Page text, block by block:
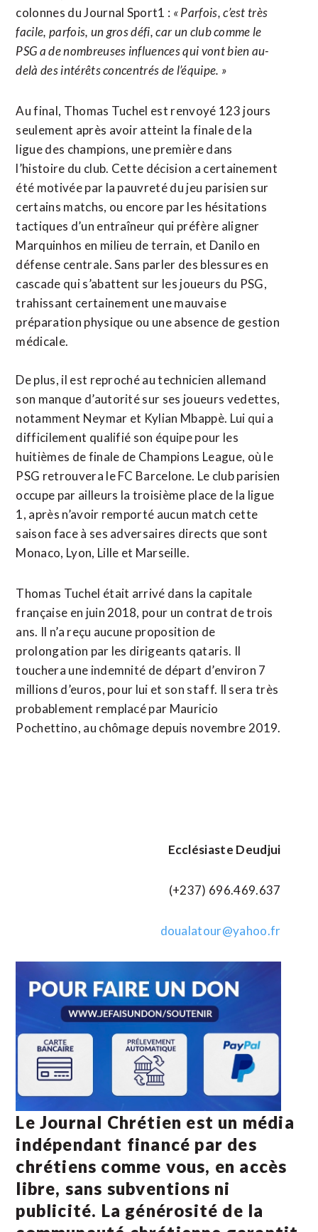
colonnes du Journal Sport1 : « Parfois, c’est très
facile, parfois, un gros défi, car un club comme le
PSG a de nombreuses influences qui vont bien au-
delà des intérêts concentrés de l’équipe. »
Au final, Thomas Tuchel est renvoyé 123 jours
seulement après avoir atteint la finale de la
ligue des champions, une première dans
l’histoire du club. Cette décision a certainement
été motivée par la pauvreté du jeu parisien sur
certains matchs, ou encore par les hésitations
tactiques d’un entraîneur qui préfère aligner
Marquinhos en milieu de terrain, et Danilo en
défense centrale. Sans parler des blessures en
cascade qui s’abattent sur les joueurs du PSG,
trahissant certainement une mauvaise
préparation physique ou une absence de gestion
médicale.
De plus, il est reproché au technicien allemand
son manque d’autorité sur ses joueurs vedettes,
notamment Neymar et Kylian Mbappè. Lui qui a
difficilement qualifié son équipe pour les
huitièmes de finale de Champions League, où le
PSG retrouvera le FC Barcelone. Le club parisien
occupe par ailleurs la troisième place de la ligue
1, après n’avoir remporté aucun match cette
saison face à ses adversaires directs que sont
Monaco, Lyon, Lille et Marseille.
Thomas Tuchel était arrivé dans la capitale
française en juin 2018, pour un contrat de trois
ans. Il n’a reçu aucune proposition de
prolongation par les dirigeants qataris. Il
touchera une indemnité de départ d’environ 7
millions d’euros, pour lui et son staff. Il sera très
probablement remplacé par Mauricio
Pochettino, au chômage depuis novembre 2019.
Ecclésiaste Deudjui
(+237) 696.469.637
doualatour@yahoo.fr
Le Journal Chrétien est un média
indépendant financé par des
chrétiens comme vous, en accès
libre, sans subventions ni
publicité. La générosité de la